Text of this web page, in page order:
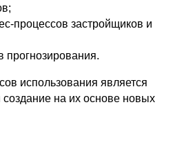
процессов застройщиков и
прогнозирования.
использования является
на их основе новых